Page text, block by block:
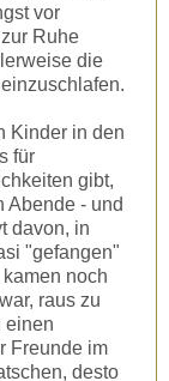
vor
Ruhe
die
Kinder in den
für
gibt,
Abende - und
davon, in
"gefangen"
noch
raus zu
einen
Freunde im
desto